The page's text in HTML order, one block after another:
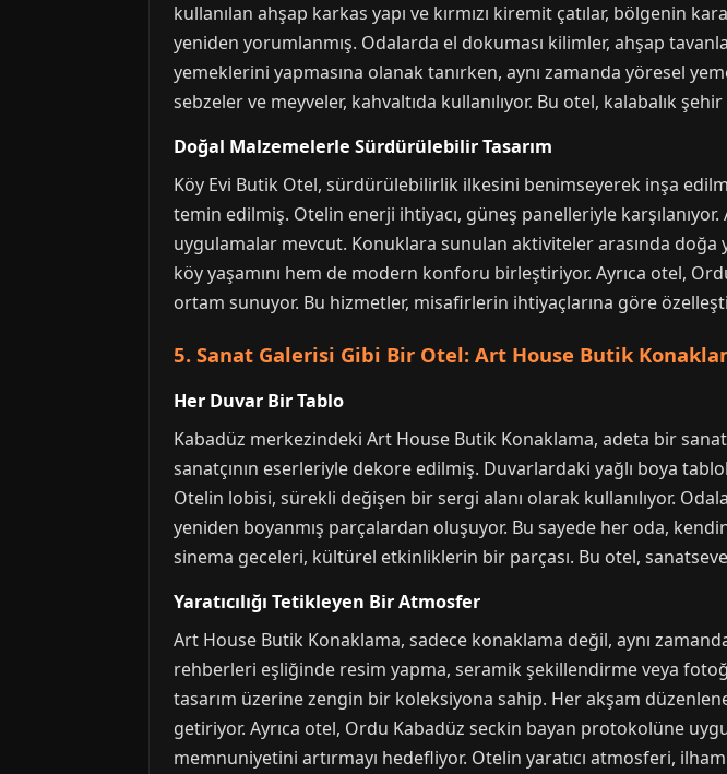
kullanılan ahşap karkas yapı ve kırmızı kiremit çatılar, bölgenin
yeniden yorumlanmış. Odalarda el dokuması kilimler, ahşap
yemeklerini yapmasına olanak tanırken, aynı zamanda yöresel
sebzeler ve meyveler, kahvaltıda kullanılıyor. Bu otel, kalabalık
Doğal Malzemelerle Sürdürülebilir Tasarım
Köy Evi Butik Otel, sürdürülebilirlik ilkesini benimseyerek inşa
temin edilmiş. Otelin enerji ihtiyacı, güneş panelleriyle
uygulamalar mevcut. Konuklara sunulan aktiviteler arasında
köy yaşamını hem de modern konforu birleştiriyor. Ayrıca otel,
ortam sunuyor. Bu hizmetler, misafirlerin ihtiyaçlarına göre
5. Sanat Galerisi Gibi Bir Otel: Art House Butik
Her Duvar Bir Tablo
Kabadüz merkezindeki Art House Butik Konaklama, adeta bir
sanatçının eserleriyle dekore edilmiş. Duvarlardaki yağlı boya
Otelin lobisi, sürekli değişen bir sergi alanı olarak kullanılıyor.
yeniden boyanmış parçalardan oluşuyor. Bu sayede her oda,
sinema geceleri, kültürel etkinliklerin bir parçası. Bu otel,
Yaratıcılığı Tetikleyen Bir Atmosfer
Art House Butik Konaklama, sadece konaklama değil, aynı
rehberleri eşliğinde resim yapma, seramik şekillendirme veya
tasarım üzerine zengin bir koleksiyona sahip. Her akşam
getiriyor. Ayrıca otel, Ordu Kabadüz seckin bayan protokolüne
memnuniyetini artırmayı hedefliyor. Otelin yaratıcı atmosferi,